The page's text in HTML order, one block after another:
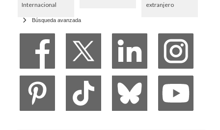
Internacional
extranjero
Búsqueda avanzada